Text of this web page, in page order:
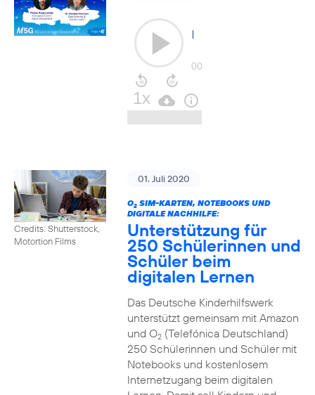
Credits: Shutterstock,
Motortion Films
01. Juli 2020
O2SIM-KARTEN, NOTEBOOKS UND
DIGITALE NACHHILFE:
Unterstützung für
250 Schülerinnen und
Schüler beim
digitalen Lernen
Das Deutsche Kinderhilfswerk
unterstützt gemeinsam mit Amazon
und O2(Telefónica Deutschland)
250 Schülerinnen und Schüler mit
Notebooks und kostenlosem
Internetzugang beim digitalen